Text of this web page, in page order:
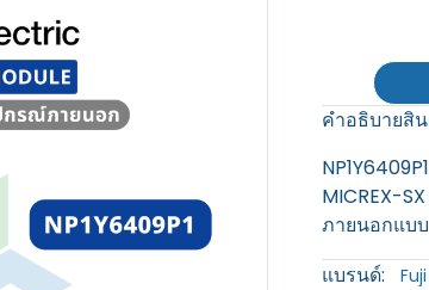
คำอธิบายสิ
MICREX-
ภายนอกแบ
แบรนด์: